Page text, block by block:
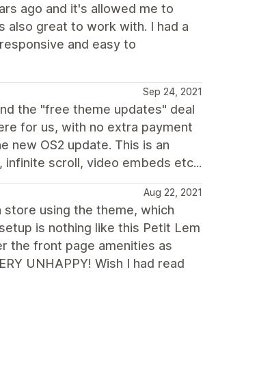
ago and it's allowed me to
also great to work with. I had a
and easy to
Sep 24, 2021
the "free theme updates" deal
for us, with no extra payment
new OS2 update. This is an
scroll, video embeds etc...
Aug 22, 2021
using the theme, which
is nothing like this Petit Lem
the front page amenities as
UNHAPPY! Wish I had read